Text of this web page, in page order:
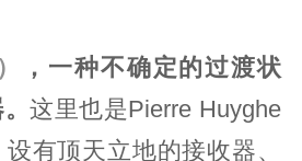
，一种不确定的过渡状
。这里也是Pierre Huyghe
有顶天立地的接收器、